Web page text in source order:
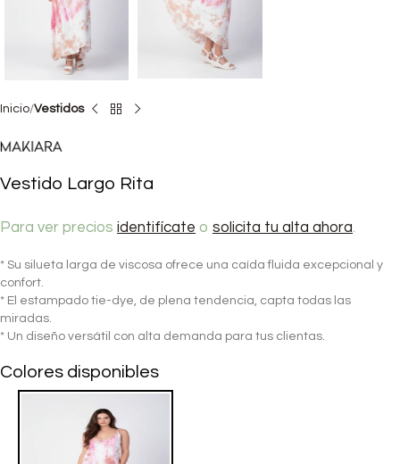
Inicio Vestidos
Vestido Largo Rita
Para ver precios identifícate o solicita tu alta ahora.
* Su silueta larga de viscosa ofrece una caída fluida excepcional y
confort.
* El estampado tie-dye, de plena tendencia, capta todas las
miradas.
* Un diseño versátil con alta demanda para tus clientas.
Colores disponibles